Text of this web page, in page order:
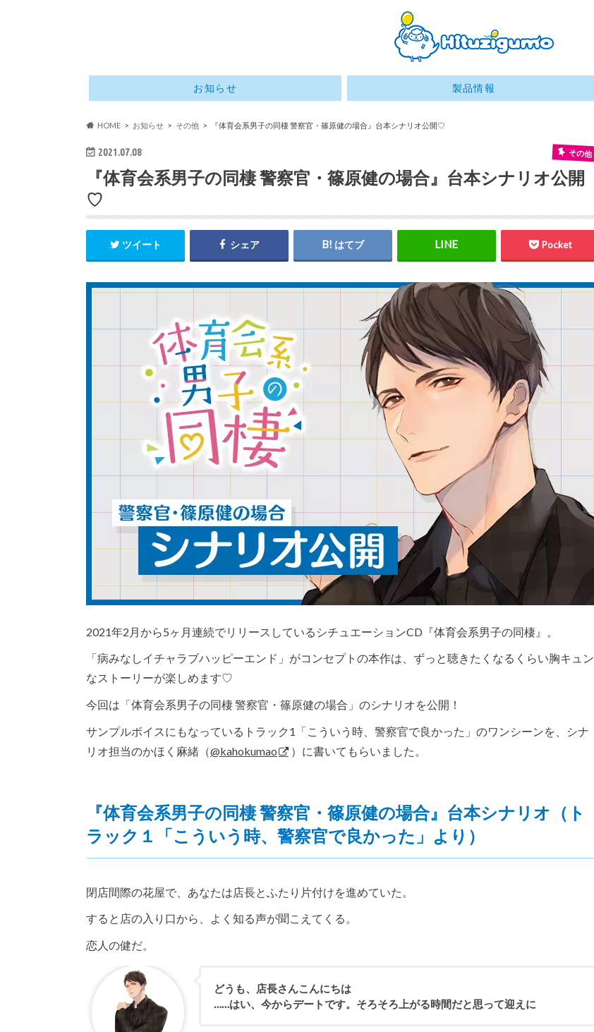
お知らせ 製品情報
HOME お知らせ その他 『体育会系男子の同棲 警察官・篠原健の場合』台本シナリオ公開♡
2021.07.08 その他
『体育会系男子の同棲 警察官・篠原健の場合』台本シナリオ公開
♡
ツイート シェア はてブ Pocket
2021年2月から5ヶ月連続でリリースしているシチュエーションCD『体育会系男子の同棲』。
「病みなしイチャラブハッピーエンド」がコンセプトの本作は、ずっと聴きたくなるくらい胸キュン
なストーリーが楽しめます♡
今回は「体育会系男子の同棲 警察官・篠原健の場合」のシナリオを公開！
サンプルボイスにもなっているトラック1「こういう時、警察官で良かった」のワンシーンを、シナ
リオ担当のかほく麻緒（@kahokumao ）に書いてもらいました。
『体育会系男子の同棲 警察官・篠原健の場合』台本シナリオ（ト
ラック１「こういう時、警察官で良かった」より）
閉店間際の花屋で、あなたは店長とふたり片付けを進めていた。
すると店の入り口から、よく知る声が聞こえてくる。
恋人の健だ。
どうも、店長さんこんにちは
……はい、今からデートです。そろそろ上がる時間だと思って迎えに